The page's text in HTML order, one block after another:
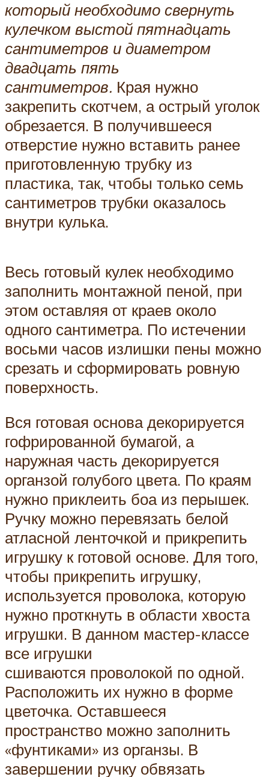
который необходимо свернуть
кулечком выстой пятнадцать
сантиметров и диаметром
двадцать пять
сантиметров. Края нужно
закрепить скотчем, а острый уголок
обрезается. В получившееся
отверстие нужно вставить ранее
приготовленную трубку из
пластика, так, чтобы только семь
сантиметров трубки оказалось
внутри кулька.
Весь готовый кулек необходимо
заполнить монтажной пеной, при
этом оставляя от краев около
одного сантиметра. По истечении
восьми часов излишки пены можно
срезать и сформировать ровную
поверхность.
Вся готовая основа декорируется
гофрированной бумагой, а
наружная часть декорируется
органзой голубого цвета. По краям
нужно приклеить боа из перышек.
Ручку можно перевязать белой
атласной ленточкой и прикрепить
игрушку к готовой основе. Для того,
чтобы прикрепить игрушку,
используется проволока, которую
нужно проткнуть в области хвоста
игрушки. В данном мастер-классе
все игрушки
сшиваются проволокой по одной.
Расположить их нужно в форме
цветочка. Оставшееся
пространство можно заполнить
«фунтиками» из органзы. В
завершении ручку обвязать